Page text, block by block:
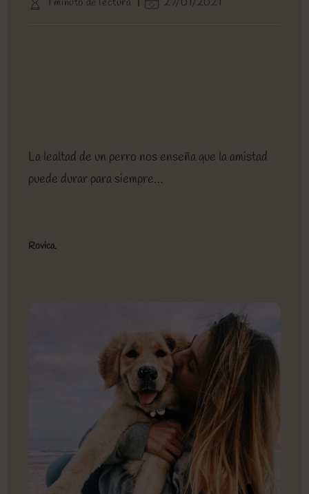
entrada:
entrada:
la
1 minuto de lectura 27/01/2021
La lealtad de un perro nos enseña que la amistad
puede durar para siempre…
Rovica.